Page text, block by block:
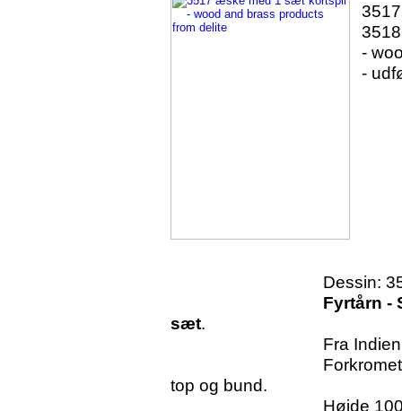
-
-
Dessin:
Fyrtårn -
sæt.
Fra
Forkromet
top og bund.
Højde 100